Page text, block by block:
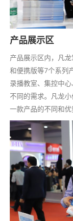
产品展示区
产品展示区内，凡
和便携版等7个系列
录播教室、集控中
不同的需求。凡龙
一款产品的不同和优